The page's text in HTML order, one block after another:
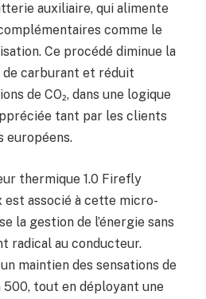
auxiliaire, qui alimente
comme le
Ce procédé diminue la
carburant et réduit
de CO₂, dans une logique
tant par les clients
européens.
thermique 1.0 Firefly
est associé à cette micro-
la gestion de l’énergie sans
radical au conducteur.
maintien des sensations de
tout en déployant une